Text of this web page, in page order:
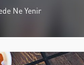
Ne Yenir